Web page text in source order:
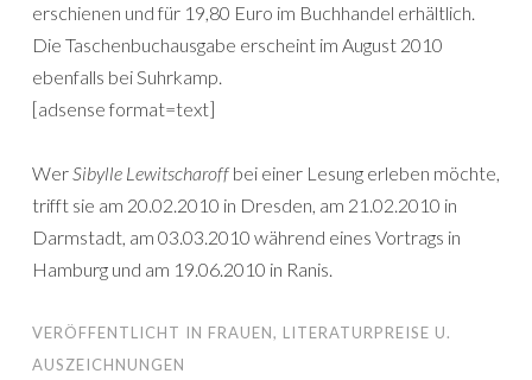
erschienen und für 19,80 Euro im Buchhandel erhältlich.
Die Taschenbuchausgabe erscheint im August 2010
ebenfalls bei Suhrkamp.
[adsense format=text]
WerSibylle Lewitscharoffbei einer Lesung erleben möchte,
trifft sie am 20.02.2010 in Dresden, am 21.02.2010 in
Darmstadt, am 03.03.2010 während eines Vortrags in
Hamburg und am 19.06.2010 in Ranis.
VERÖFFENTLICHT IN FRAUEN, LITERATURPREISE U.
AUSZEICHNUNGEN